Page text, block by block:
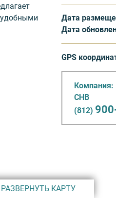
удобными
Дата
Дата
GPS
Компания:
СНВ
(812)
РАЗВЕРНУТЬ КАРТУ